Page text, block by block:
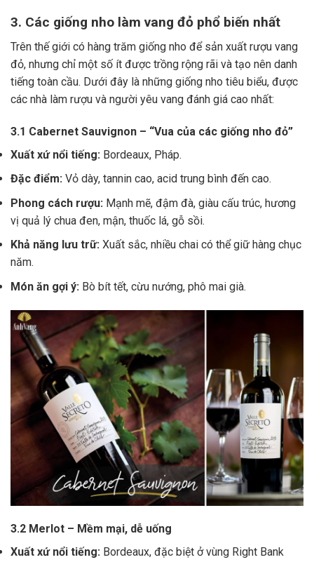
3. Các giống nho làm vang đỏ phổ biến nhất
Trên thế giới có hàng trăm giống nho để sản xuất rượu vang
đỏ, nhưng chỉ một số ít được trồng rộng rãi và tạo nên danh
tiếng toàn cầu. Dưới đây là những giống nho tiêu biểu, được
các nhà làm rượu và người yêu vang đánh giá cao nhất:
3.1 Cabernet Sauvignon – “Vua của các giống nho đỏ”
Xuất xứ nổi tiếng: Bordeaux, Pháp.
Đặc điểm: Vỏ dày, tannin cao, acid trung bình đến cao.
Phong cách rượu: Mạnh mẽ, đậm đà, giàu cấu trúc, hương
vị quả lý chua đen, mận, thuốc lá, gỗ sồi.
Khả năng lưu trữ: Xuất sắc, nhiều chai có thể giữ hàng chục
năm.
Món ăn gợi ý: Bò bít tết, cừu nướng, phô mai già.
3.2 Merlot – Mềm mại, dễ uống
Xuất xứ nổi tiếng: Bordeaux, đặc biệt ở vùng Right Bank